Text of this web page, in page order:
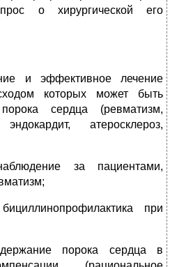
о хирургической его
и эффективное лечение
которых может быть
сердца (ревматизм,
атеросклероз,
за пациентами,
бициллинопрофилактика при
порока сердца в